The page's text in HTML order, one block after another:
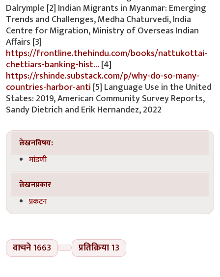
Dalrymple [2] Indian Migrants in Myanmar: Emerging
Trends and Challenges, Medha Chaturvedi, India
Centre for Migration, Ministry of Overseas Indian
Affairs [3]
https://frontline.thehindu.com/books/nattukottai-
chettiars-banking-hist…[4]
https://rshinde.substack.com/p/why-do-so-many-
countries-harbor-anti[5] Language Use in the United
States: 2019, American Community Survey Reports,
Sandy Dietrich and Erik Hernandez, 2022
लेखनविषय:
मांडणी
लेखनप्रकार
प्रकटन
वाचने1663 प्रतिक्रिया13